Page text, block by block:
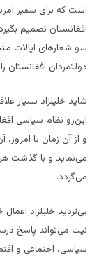
است که برای سفیر
افغانستان تصمیم
سو شعارهای ایالات
دولتمردان
شاید خلیلزاد بسیار
این‌رو نظام سیاسی
و از آن زمان تا
می‌نماید و با گذشت هر
می‌گردد.
بی‌تردید خلیلزاد
نیت می‌تواند پاسخ
سیاسی، اجتماعی و